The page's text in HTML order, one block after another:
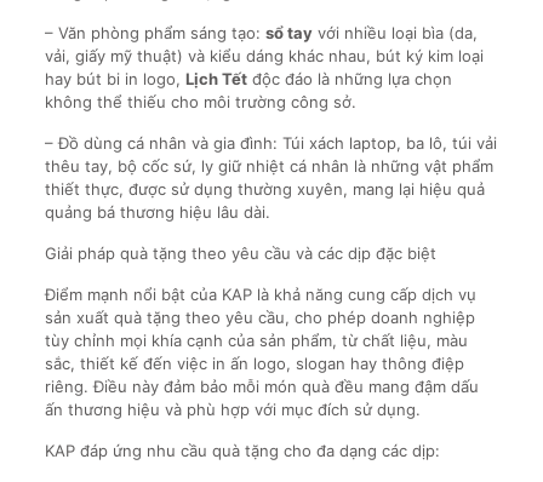
– Văn phòng phẩm sáng tạo: sổ tayvới nhiều loại bìa (da,
vải, giấy mỹ thuật) và kiểu dáng khác nhau, bút ký kim loại
hay bút bi in logo, Lịch Tếtđộc đáo là những lựa chọn
không thể thiếu cho môi trường công sở.
– Đồ dùng cá nhân và gia đình: Túi xách laptop, ba lô, túi vải
thêu tay, bộ cốc sứ, ly giữ nhiệt cá nhân là những vật phẩm
thiết thực, được sử dụng thường xuyên, mang lại hiệu quả
quảng bá thương hiệu lâu dài.
Giải pháp quà tặng theo yêu cầu và các dịp đặc biệt
Điểm mạnh nổi bật của KAP là khả năng cung cấp dịch vụ
sản xuất quà tặng theo yêu cầu, cho phép doanh nghiệp
tùy chỉnh mọi khía cạnh của sản phẩm, từ chất liệu, màu
sắc, thiết kế đến việc in ấn logo, slogan hay thông điệp
riêng. Điều này đảm bảo mỗi món quà đều mang đậm dấu
ấn thương hiệu và phù hợp với mục đích sử dụng.
KAP đáp ứng nhu cầu quà tặng cho đa dạng các dịp: